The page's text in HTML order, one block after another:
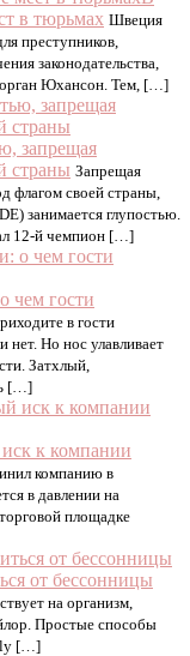
в тюрьмах Швеция
преступников,
законодательства,
Юхансон. Тем, […]
запрещая
страны Запрещая
флагом своей страны,
занимается глупостью.
12-й чемпион […]
чем гости
в гости
нет. Но нос улавливает
Затхлый,
[…]
к компании
компанию в
в давлении на
площадке
от бессонницы
на организм,
Простые способы
[…]